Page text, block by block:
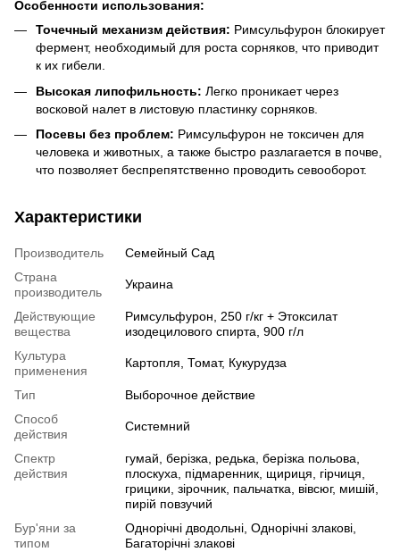
Особенности использования:
Точечный механизм действия: Римсульфурон блокирует
фермент, необходимый для роста сорняков, что приводит
к их гибели.
Высокая липофильность: Легко проникает через
восковой налет в листовую пластинку сорняков.
Посевы без проблем: Римсульфурон не токсичен для
человека и животных, а также быстро разлагается в почве,
что позволяет беспрепятственно проводить севооборот.
Характеристики
Производитель
Семейный Сад
Страна
производитель
Украина
Действующие
вещества
Римсульфурон, 250 г/кг + Этоксилат
изодецилового спирта, 900 г/л
Культура
применения
Картопля, Томат, Кукурудза
Тип
Выборочное действие
Способ
действия
Системний
Спектр
действия
гумай, берізка, редька, берізка польова,
плоскуха, підмаренник, щириця, гірчиця,
грицики, зірочник, пальчатка, вівсюг, мишій,
пирій повзучий
Бур'яни за
типом
Однорічні дводольні, Однорічні злакові,
Багаторічні злакові